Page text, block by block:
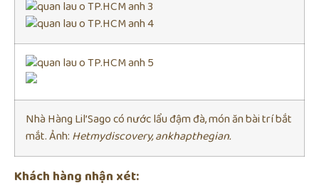
Nhà Hàng Lil’Sago có nước lẩu đậm đà, món ăn bài trí bắt
mắt. Ảnh: Hetmydiscovery, ankhapthegian.
Khách hàng nhận xét: